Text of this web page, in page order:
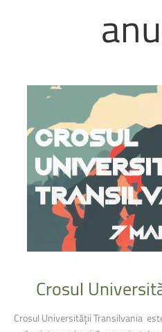
Crosul
Crosul Universității Transilvania